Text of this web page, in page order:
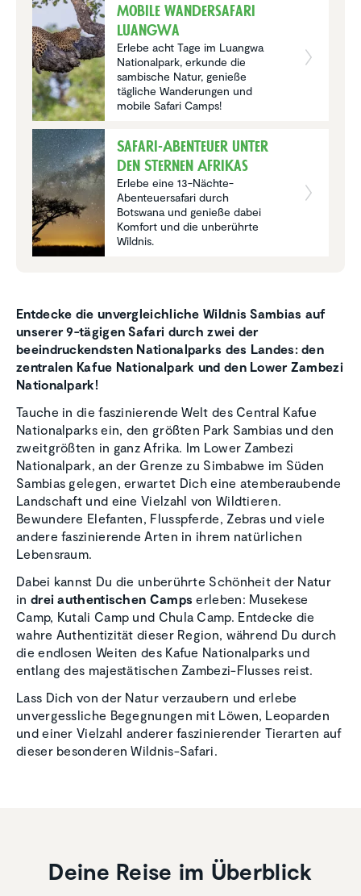
Mobile Wander­sa­fari
Luangwa
Erlebe acht Tage im Luangwa
Nationalpark, erkunde die
sambische Natur, genieße
tägliche Wanderungen und
mobile Safari Camps!
Safari-Abenteuer unter
den Sternen Afrikas
Erlebe eine 13-Nächte-
Abenteuersafari durch
Botswana und genieße dabei
Komfort und die unberührte
Wildnis.
Entdecke die unvergleichliche Wildnis Sambias auf
unserer 9-tägigen Safari durch zwei der
beeindruckendsten Nationalparks des Landes: den
zentralen Kafue Nationalpark und den Lower Zambezi
Nationalpark!
Tauche in die faszinierende Welt des Central Kafue
Nationalparks ein, den größten Park Sambias und den
zweitgrößten in ganz Afrika. Im Lower Zambezi
Nationalpark, an der Grenze zu Simbabwe im Süden
Sambias gelegen, erwartet Dich eine atemberaubende
Landschaft und eine Vielzahl von Wildtieren.
Bewundere Elefanten, Flusspferde, Zebras und viele
andere faszinierende Arten in ihrem natürlichen
Lebensraum.
Dabei kannst Du die unberührte Schönheit der Natur
in drei authentischen Camps erleben: Musekese
Camp, Kutali Camp und Chula Camp. Entdecke die
wahre Authentizität dieser Region, während Du durch
die endlosen Weiten des Kafue Nationalparks und
entlang des majestätischen Zambezi-Flusses reist.
Lass Dich von der Natur verzaubern und erlebe
unvergessliche Begegnungen mit Löwen, Leoparden
und einer Vielzahl anderer faszinierender Tierarten auf
dieser besonderen Wildnis-Safari.
Deine Reise im Überblick